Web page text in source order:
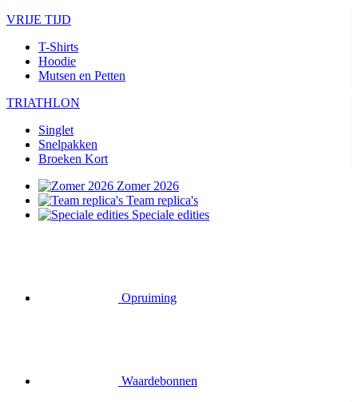
VRIJE TIJD
T-Shirts
Hoodie
Mutsen en Petten
TRIATHLON
Singlet
Snelpakken
Broeken Kort
Zomer 2026
Team replica's
Speciale edities
Shirts Lange Mouw